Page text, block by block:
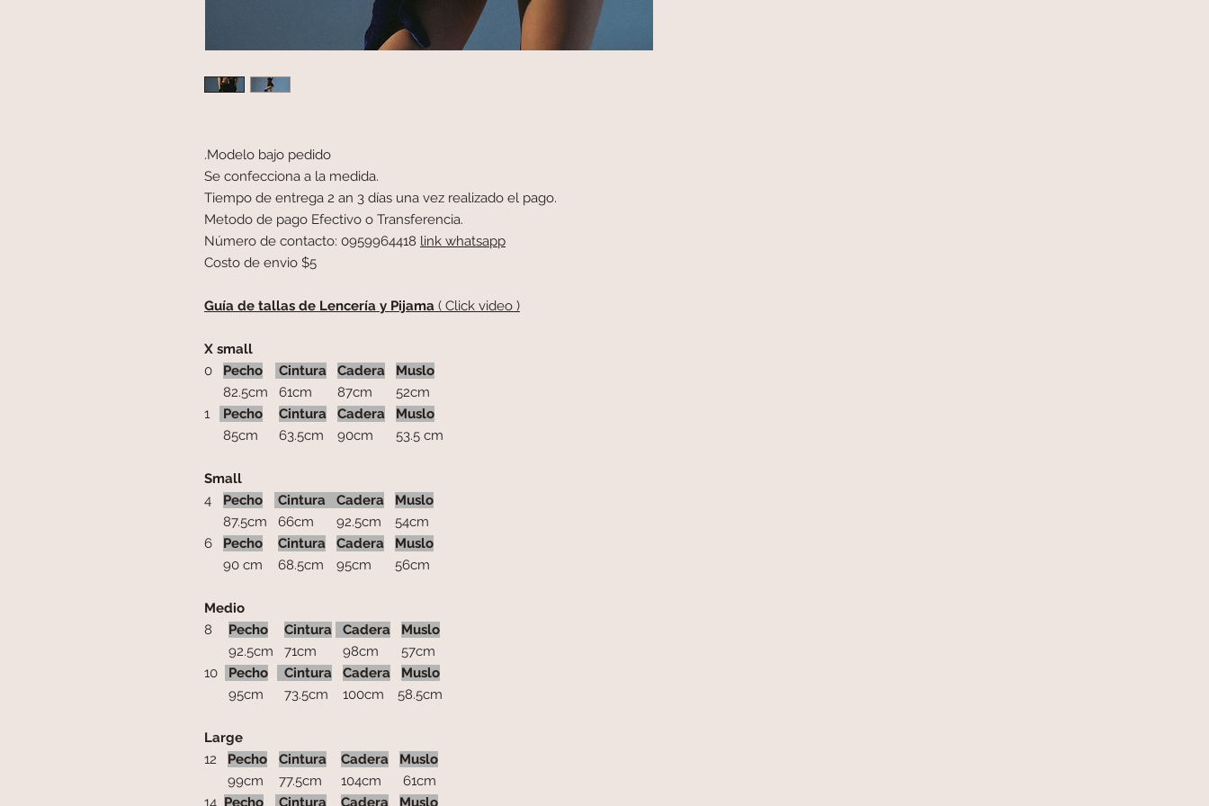
Modelo bajo pedido.
Se confecciona a la medida.
Tiempo de entrega 2 an 3 días una vez realizado el pago.
Metodo de pago Efectivo o Transferencia.
Número de contacto: 0959964418 link whatsapp
Costo de envio $5
Guía de tallas de Lencería y Pijama ( Click video )
X small
0
Pecho
82.5cm
Cintura
61cm
Cadera
87cm
Muslo
52cm
1
Pecho
85cm
Cintura
63.5cm
Cadera
90cm
Muslo
53.5 cm
Small
4
Pecho
87.5cm
Cintura
66cm
Cadera
92.5cm
Muslo
54cm
6
Pecho
90 cm
Cintura
68.5cm
Cadera
95cm
Muslo
56cm
Medio
8
Pecho
92.5cm
Cintura
71cm
Cadera
98cm
Muslo
57cm
10
Pecho
95cm
Cintura
73.5cm
Cadera
100cm
Muslo
58.5cm
Large
12
Pecho
99cm
Cintura
77.5cm
Cadera
104cm
Muslo
61cm
14 Pecho Cintura Cadera Muslo